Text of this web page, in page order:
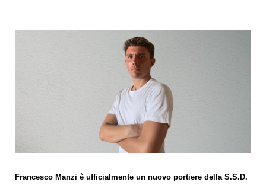
Francesco Manzi è ufficialmente un nuovo portiere della S.S.D.